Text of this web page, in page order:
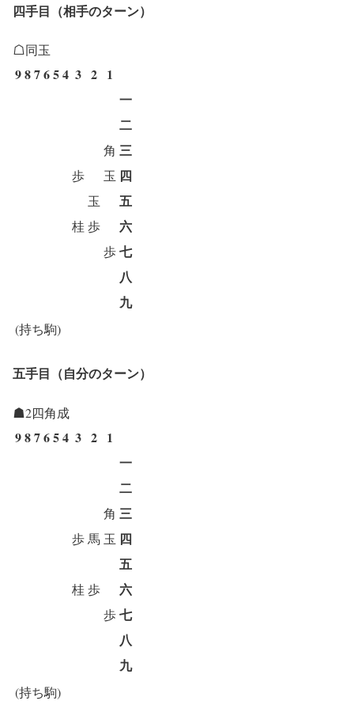
四手目（相手のターン）
☖同玉
987654 3 2 1
一
二
角 三
歩 玉 四
玉 五
桂 歩 六
歩七
八
九
(持ち駒)
五手目（自分のターン）
☗2四角成
987654 3 2 1
一
二
角 三
歩 馬 玉 四
五
桂 歩 六
歩七
八
九
(持ち駒)